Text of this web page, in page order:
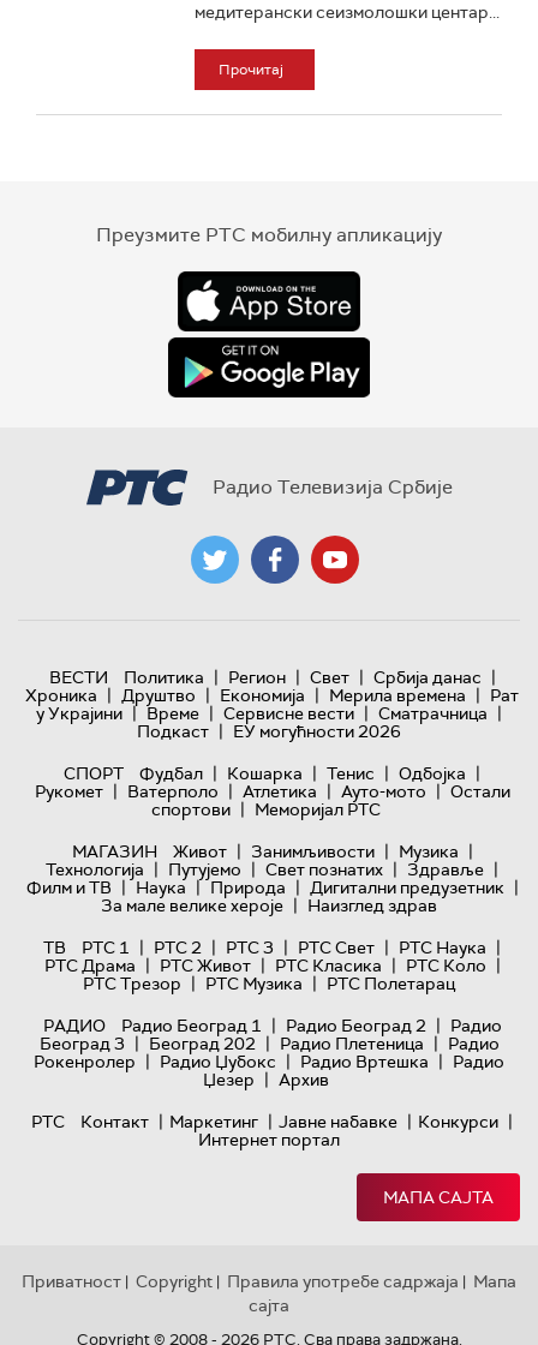
медитерански сеизмолошки центар...
Прочитај
Преузмите РТС мобилну апликацију
Радио Телевизија Србије
ВЕСТИ Политика | Регион | Свет | Србија данас |
Хроника | Друштво | Економија | Мерила времена | Рат
у Украјини | Време | Сервисне вести | Сматрачница |
Подкаст | ЕУ могућности 2026
СПОРТ
Фудбал | Кошарка | Тенис | Одбојка |
Рукомет | Ватерполо | Атлетика | Ауто-мото | Остали
спортови | Меморијал РТС
МАГАЗИН
Живот | Занимљивости | Музика |
Технологијa | Путујемо | Свет познатих | Здравље |
Филм и ТВ | Наука | Природа | Дигитални предузетник |
За мале велике хероје | Наизглед здрав
ТВ
РТС 1 | РТС 2 | РТС 3 | РТС Свет | РТС Наука |
РТС Драма | РТС Живот | РТС Класика | РТС Коло |
РТС Трезор | РТС Музика | РТС Полетарац
РАДИО
Радио Београд 1 | Радио Београд 2 | Радио
Београд 3 | Београд 202 | Радио Плетеница | Радио
Рокенролер | Радио Џубокс | Радио Вртешка | Радио
Џезер | Архив
РТС
Контакт | Маркетинг | Јавне набавке | Конкурси |
Интернет портал
МАПА САЈТА
Приватност | Copyright | Правила употребе садржаја | Мапа
сајта
Copyright © 2008 - 2026 РТС. Сва права задржана.